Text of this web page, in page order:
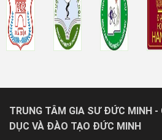
TRUNG TÂM GIA SƯ ĐỨC MINH -
DỤC VÀ ĐÀO TẠO ĐỨC MINH